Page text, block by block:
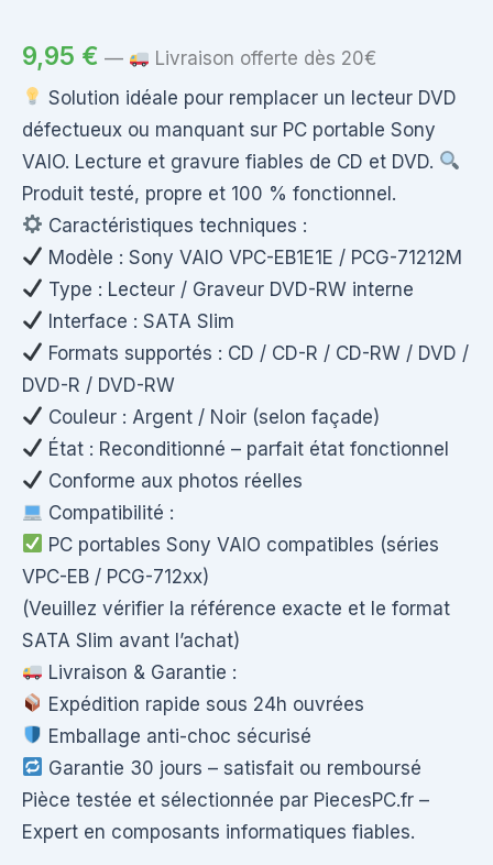
9,95 € —
Livraison offerte dès 20€
Solution idéale pour remplacer un lecteur DVD
défectueux ou manquant sur PC portable Sony
VAIO. Lecture et gravure fiables de CD et DVD.
Produit testé, propre et 100 % fonctionnel.
Caractéristiques techniques :
Modèle : Sony VAIO VPC-EB1E1E / PCG-71212M
Type : Lecteur / Graveur DVD-RW interne
Interface : SATA Slim
Formats supportés : CD / CD-R / CD-RW / DVD /
DVD-R / DVD-RW
Couleur : Argent / Noir (selon façade)
État : Reconditionné – parfait état fonctionnel
Conforme aux photos réelles
Compatibilité :
PC portables Sony VAIO compatibles (séries
VPC-EB / PCG-712xx)
(Veuillez vérifier la référence exacte et le format
SATA Slim avant l’achat)
Livraison & Garantie :
Expédition rapide sous 24h ouvrées
Emballage anti-choc sécurisé
Garantie 30 jours – satisfait ou remboursé
Pièce testée et sélectionnée par PiecesPC.fr –
Expert en composants informatiques fiables.